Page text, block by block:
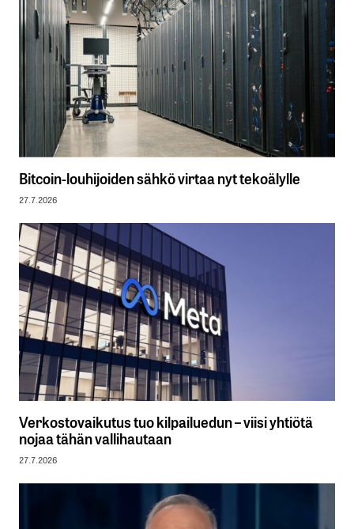
Bitcoin-louhijoiden sähkö virtaa nyt tekoälylle
27.7.2026
Verkostovaikutus tuo kilpailuedun – viisi yhtiötä
nojaa tähän vallihautaan
27.7.2026